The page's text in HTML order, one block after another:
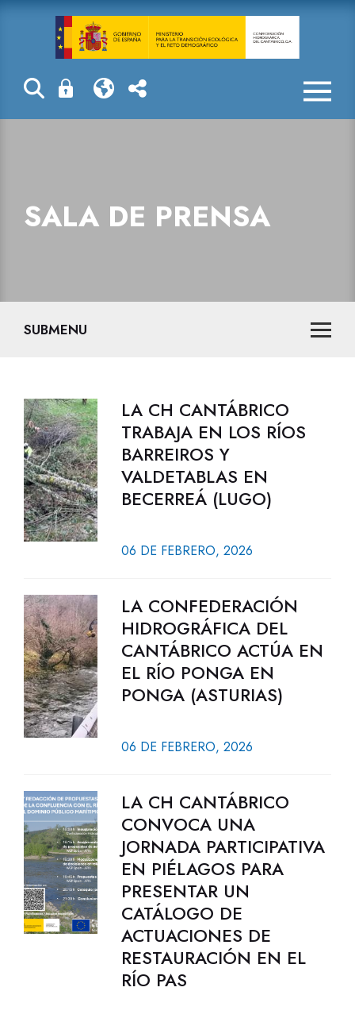
Sala de prensa
SALA DE PRENSA
SUBMENU
LA CH CANTÁBRICO
TRABAJA EN LOS RÍOS
BARREIROS Y
VALDETABLAS EN
BECERREÁ (LUGO)
06 DE FEBRERO, 2026
LA CONFEDERACIÓN
HIDROGRÁFICA DEL
CANTÁBRICO ACTÚA EN
EL RÍO PONGA EN
PONGA (ASTURIAS)
06 DE FEBRERO, 2026
LA CH CANTÁBRICO
CONVOCA UNA
JORNADA PARTICIPATIVA
EN PIÉLAGOS PARA
PRESENTAR UN
CATÁLOGO DE
ACTUACIONES DE
RESTAURACIÓN EN EL
RÍO PAS